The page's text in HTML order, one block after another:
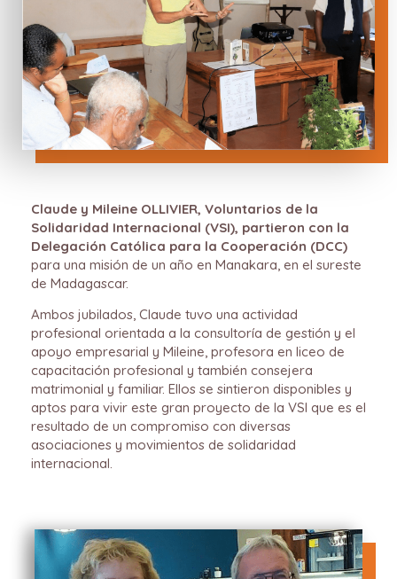
Claude y Mileine OLLIVIER, Voluntarios de la
Solidaridad Internacional (VSI), partieron con la
Delegación Católica para la Cooperación (DCC)
para una misión de un año en Manakara, en el sureste
de Madagascar.
Ambos jubilados, Claude tuvo una actividad
profesional orientada a la consultoría de gestión y el
apoyo empresarial y Mileine, profesora en liceo de
capacitación profesional y también consejera
matrimonial y familiar. Ellos se sintieron disponibles y
aptos para vivir este gran proyecto de la VSI que es el
resultado de un compromiso con diversas
asociaciones y movimientos de solidaridad
internacional.